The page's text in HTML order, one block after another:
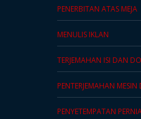
PENERBITAN ATAS MEJA
MENULIS IKLAN
TERJEMAHAN ISI DAN
PENTERJEMAHAN
PENYETEMPATAN